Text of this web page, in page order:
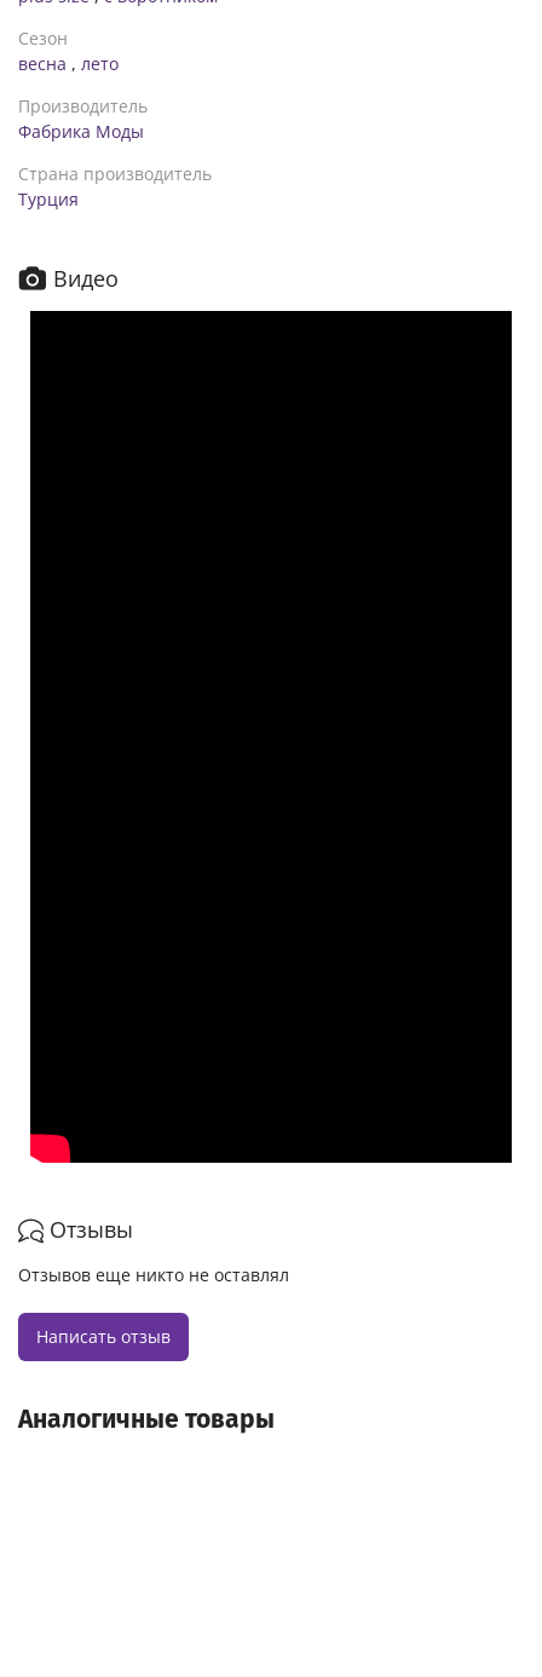
Сезон
весна , лето
Производитель
Фабрика Моды
Страна производитель
Турция
Видео
Отзывы
Отзывов еще никто не оставлял
Написать отзыв
Аналогичные товары